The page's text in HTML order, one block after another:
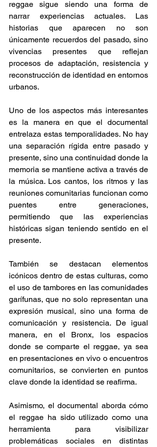
reggae sigue siendo una forma de
narrar experiencias actuales. Las
historias que aparecen no son
únicamente recuerdos del pasado, sino
vivencias presentes que reflejan
procesos de adaptación, resistencia y
reconstrucción de identidad en entornos
urbanos.
Uno de los aspectos más interesantes
es la manera en que el documental
entrelaza estas temporalidades. No hay
una separación rígida entre pasado y
presente, sino una continuidad donde la
memoria se mantiene activa a través de
la música. Los cantos, los ritmos y las
reuniones comunitarias funcionan como
puentes entre generaciones,
permitiendo que las experiencias
históricas sigan teniendo sentido en el
presente.
También se destacan elementos
icónicos dentro de estas culturas, como
el uso de tambores en las comunidades
garífunas, que no solo representan una
expresión musical, sino una forma de
comunicación y resistencia. De igual
manera, en el Bronx, los espacios
donde se comparte el reggae, ya sea
en presentaciones en vivo o encuentros
comunitarios, se convierten en puntos
clave donde la identidad se reafirma.
Asimismo, el documental aborda cómo
el reggae ha sido utilizado como una
herramienta para visibilizar
problemáticas sociales en distintas